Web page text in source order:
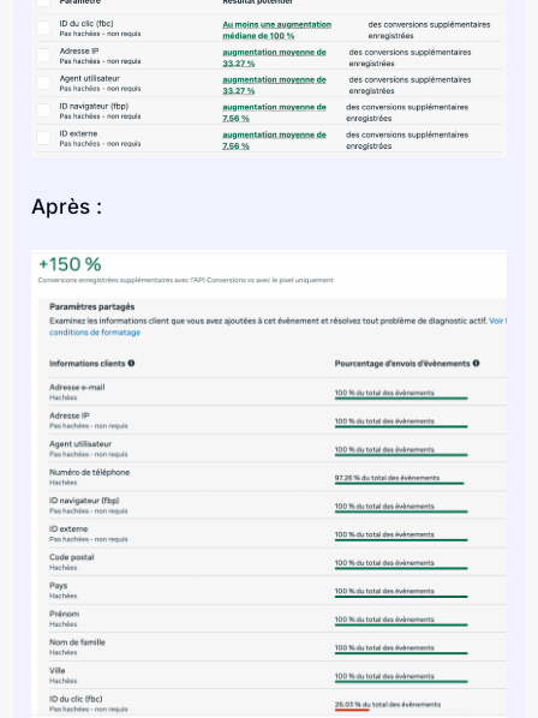
Après :